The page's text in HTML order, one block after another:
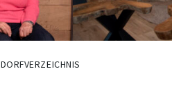
DORFVERZEICHNIS